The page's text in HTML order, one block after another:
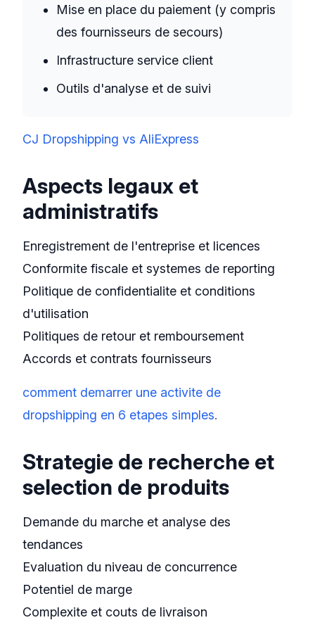
Mise en place du paiement (y compris
des fournisseurs de secours)
Infrastructure service client
Outils d'analyse et de suivi
CJ Dropshipping vs AliExpress
Aspects legaux et
administratifs
Enregistrement de l'entreprise et licences
Conformite fiscale et systemes de reporting
Politique de confidentialite et conditions
d'utilisation
Politiques de retour et remboursement
Accords et contrats fournisseurs
comment demarrer une activite de
dropshipping en 6 etapes simples.
Strategie de recherche et
selection de produits
Demande du marche et analyse des
tendances
Evaluation du niveau de concurrence
Potentiel de marge
Complexite et couts de livraison